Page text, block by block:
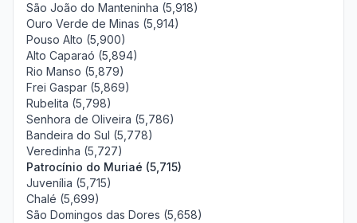
São João do Manteninha (5,918)
Ouro Verde de Minas (5,914)
Pouso Alto (5,900)
Alto Caparaó (5,894)
Rio Manso (5,879)
Frei Gaspar (5,869)
Rubelita (5,798)
Senhora de Oliveira (5,786)
Bandeira do Sul (5,778)
Veredinha (5,727)
Patrocínio do Muriaé (5,715)
Juvenília (5,715)
Chalé (5,699)
São Domingos das Dores (5,658)